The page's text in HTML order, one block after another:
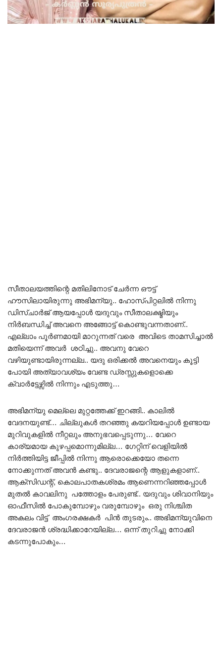
സീതാലയത്തിന്റെ മതിലിനോട് ചേർന്ന ഔട്ട്‌
ഹൗസിലായിരുന്നു അഭിമന്യു.. ഹോസ്പിറ്റലിൽ നിന്നു
ഡിസ്ചാർജ് ആയപ്പോൾ യദുവും സീതാലക്ഷ്മിയും
നിർബന്ധിച്ച് അവനെ അങ്ങോട്ട്‌ കൊണ്ടുവന്നതാണ്..
എല്ലാം പൂർണമായി മാറുന്നത് വരെ അവിടെ താമസിച്ചാൽ
മതിയെന്ന് അവർ ശഠിച്ചു.. അവനു വേറെ
വഴിയുണ്ടായിരുന്നല്ല.. യദു ഒരിക്കൽ അവനെയും കൂട്ടി
പോയി അത്യാവശ്യം വേണ്ട ഡ്രസ്സുകളൊക്കെ
ക്വാർട്ടേഴ്സിൽ നിന്നും എടുത്തു…
അഭിമന്യു മെല്ലെ മുറ്റത്തേക്ക് ഇറങ്ങി.. കാലിൽ
വേദനയുണ്ട്… ചില്ലുകൾ തറഞ്ഞു കയറിയപ്പോൾ ഉണ്ടായ
മുറിവുകളിൽ നീറ്റലും അനുഭവപ്പെടുന്നു… വേറെ
കാര്യമായ കുഴപ്പമൊന്നുമില്ല… ഗേറ്റിന് വെളിയിൽ
നിർത്തിയിട്ട ജീപ്പിൽ നിന്നു ആരൊക്കെയോ തന്നെ
നോക്കുന്നത് അവൻ കണ്ടു.. ദേവരാജന്റെ ആളുകളാണ്..
ആക്സിഡന്റ്, കൊലപാതകശ്രമം ആണെന്നറിഞ്ഞപ്പോൾ
മുതൽ കാവലിനു പത്തോളം പേരുണ്ട്.. യദുവും ശിവാനിയും
ഓഫീസിൽ പോകുമ്പോഴും വരുമ്പോഴും ഒരു നിശ്ചിത
അകലം വിട്ട് അംഗരക്ഷകർ പിൻ തുടരും.. അഭിമന്യുവിനെ
ദേവരാജൻ ശ്രദ്ധിക്കാറേയില്ല… ഒന്ന് തുറിച്ചു നോക്കി
കടന്നുപോകും…